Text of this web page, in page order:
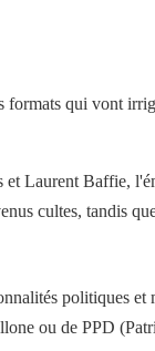
qui vont
et Laurent Baffie,
cultes, tandis
politiques
ou de PPD